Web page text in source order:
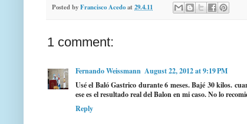
Posted byFrancisco Acedoat 29.4.11
1 comment:
Fernando Weissmann August 22, 2012 at 9:19 PM
Usé el Baló Gastrico durante 6 meses. Bajé 30 kilos.
ese es el resultado real del Balon en mi caso. No lo
Reply